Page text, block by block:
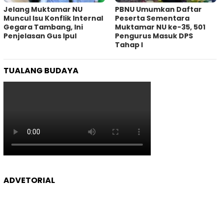
Jelang Muktamar NU
Muncul Isu Konflik Internal
Gegara Tambang, Ini
Penjelasan Gus Ipul
PBNU Umumkan Daftar
Peserta Sementara
Muktamar NU ke-35, 501
Pengurus Masuk DPS
Tahap I
TUALANG BUDAYA
ADVETORIAL